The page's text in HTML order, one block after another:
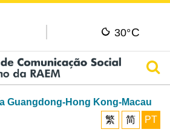
30°C
Guangdong-Hong Kong-Macau
繁
简 PT